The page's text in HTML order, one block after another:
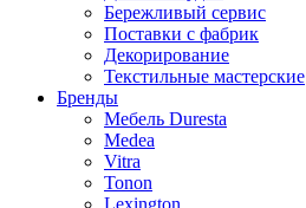
Бережливый сервис
Поставки с фабрик
Декорирование
Текстильные мастерские
Бренды
Мебель Duresta
Medea
Vitra
Tonon
Lexington